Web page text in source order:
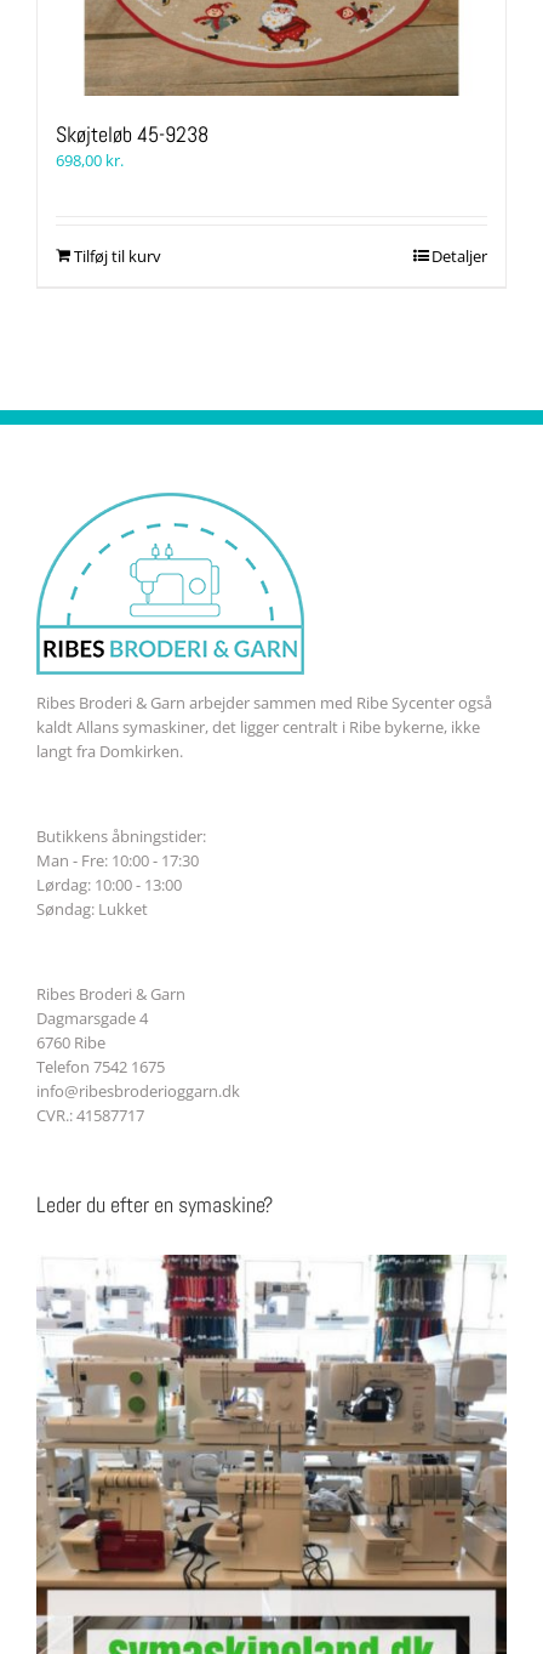
Skøjteløb 45-9238
698,00 kr.
Tilføj til kurv Detaljer
Ribes Broderi & Garn arbejder sammen med Ribe Sycenter også
kaldt Allans symaskiner, det ligger centralt i Ribe bykerne, ikke
langt fra Domkirken.
Butikkens åbningstider:
Man - Fre: 10:00 - 17:30
Lørdag: 10:00 - 13:00
Søndag: Lukket
Ribes Broderi & Garn
Dagmarsgade 4
6760 Ribe
Telefon 7542 1675
info@ribesbroderioggarn.dk
CVR.: 41587717
Leder du efter en symaskine?